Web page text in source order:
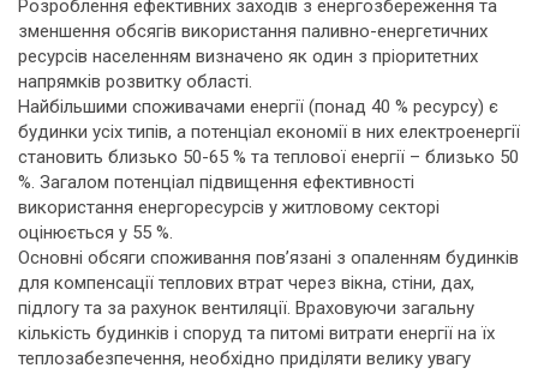
Розроблення ефективних заходів з енергозбереження та
зменшення обсягів використання паливно-енергетичних
ресурсів населенням визначено як один з пріоритетних
напрямків розвитку області.
Найбільшими споживачами енергії (понад 40 % ресурсу) є
будинки усіх типів, а потенціал економії в них електроенергії
становить близько 50-65 % та теплової енергії – близько 50
%. Загалом потенціал підвищення ефективності
використання енергоресурсів у житловому секторі
оцінюється у 55 %.
Основні обсяги споживання пов’язані з опаленням будинків
для компенсації теплових втрат через вікна, стіни, дах,
підлогу та за рахунок вентиляції. Враховуючи загальну
кількість будинків і споруд та питомі витрати енергії на їх
теплозабезпечення, необхідно приділяти велику увагу